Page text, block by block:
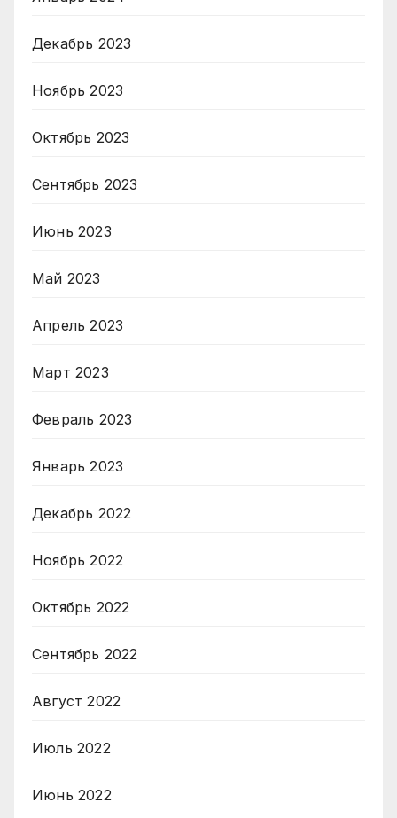
Декабрь 2023
Ноябрь 2023
Октябрь 2023
Сентябрь 2023
Июнь 2023
Май 2023
Апрель 2023
Март 2023
Февраль 2023
Январь 2023
Декабрь 2022
Ноябрь 2022
Октябрь 2022
Сентябрь 2022
Август 2022
Июль 2022
Июнь 2022